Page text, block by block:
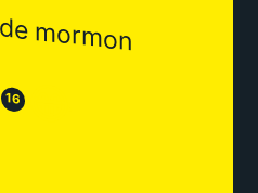
mormon
16 😂